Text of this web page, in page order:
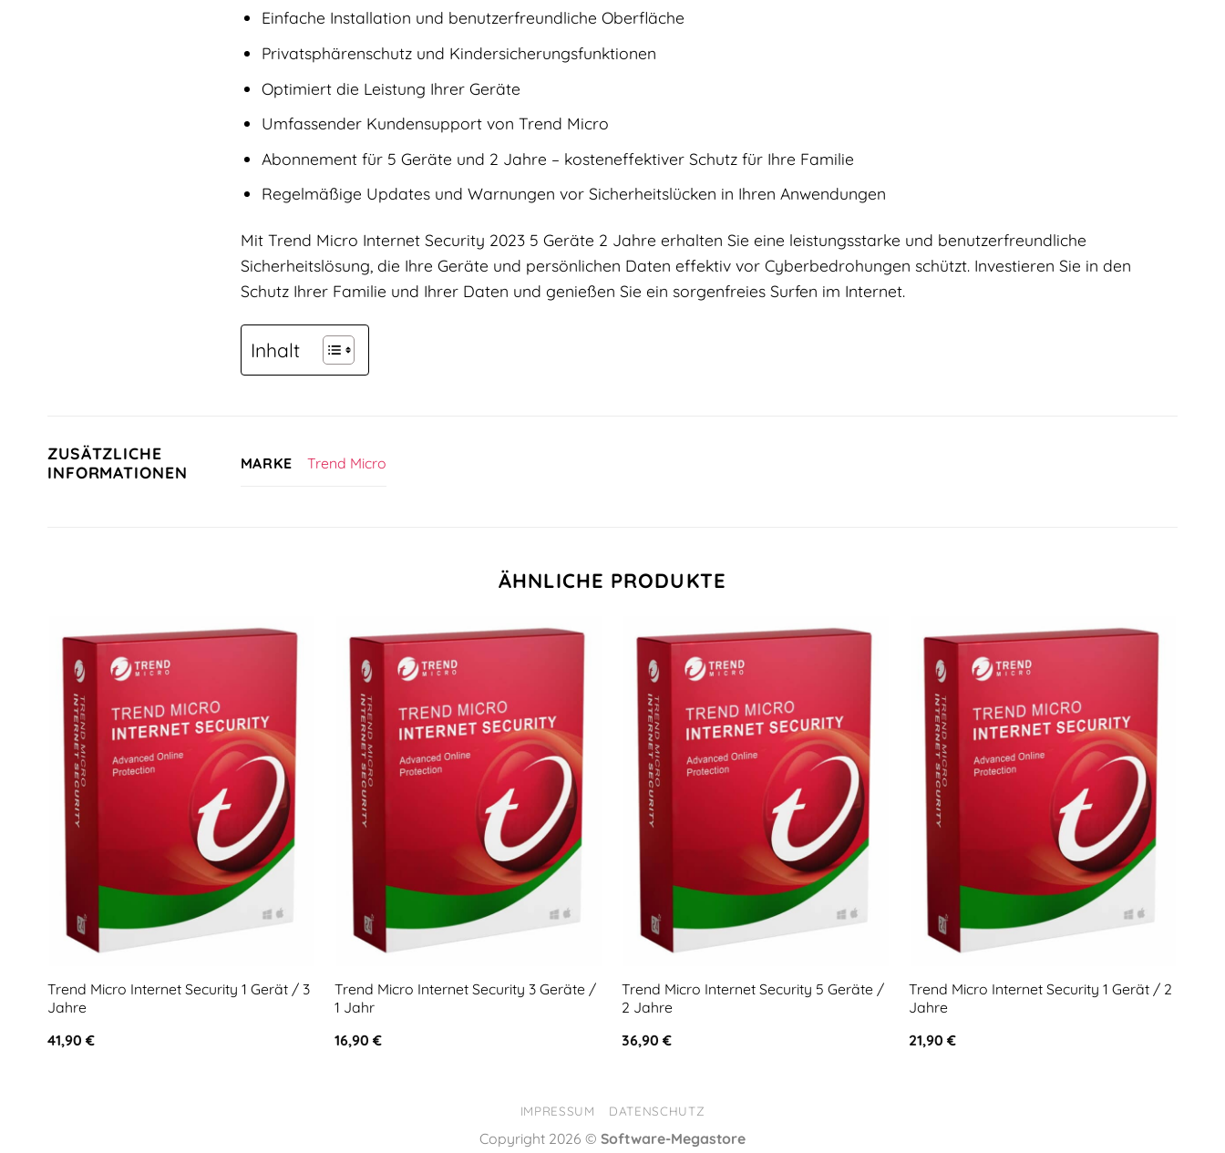
Einfache Installation und benutzerfreundliche Oberfläche
Privatsphärenschutz und Kindersicherungsfunktionen
Optimiert die Leistung Ihrer Geräte
Umfassender Kundensupport von Trend Micro
Abonnement für 5 Geräte und 2 Jahre – kosteneffektiver Schutz für Ihre Familie
Regelmäßige Updates und Warnungen vor Sicherheitslücken in Ihren Anwendungen
Mit Trend Micro Internet Security 2023 5 Geräte 2 Jahre erhalten Sie eine leistungsstarke und benutzerfreundliche
Sicherheitslösung, die Ihre Geräte und persönlichen Daten effektiv vor Cyberbedrohungen schützt. Investieren Sie in den
Schutz Ihrer Familie und Ihrer Daten und genießen Sie ein sorgenfreies Surfen im Internet.
Inhalt
ZUSÄTZLICHE
INFORMATIONEN
MARKE Trend Micro
ÄHNLICHE PRODUKTE
Trend Micro Internet Security 1 Gerät / 3
Jahre
41,90 €
Trend Micro Internet Security 3 Geräte /
1 Jahr
16,90 €
Trend Micro Internet Security 5 Geräte /
2 Jahre
36,90 €
Trend Micro Internet Security 1 Gerät / 2
Jahre
21,90 €
IMPRESSUM DATENSCHUTZ
Copyright 2026 © Software-Megastore